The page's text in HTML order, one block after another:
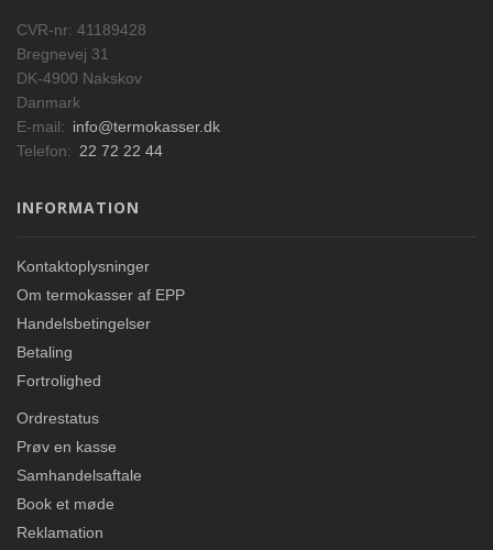
CVR-nr: 41189428
Bregnevej 31
DK-4900 Nakskov
Danmark
E-mail: info@termokasser.dk
Telefon: 22 72 22 44
INFORMATION
Kontaktoplysninger
Om termokasser af EPP
Handelsbetingelser
Betaling
Fortrolighed
Ordrestatus
Prøv en kasse
Samhandelsaftale
Book et møde
Reklamation